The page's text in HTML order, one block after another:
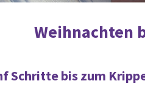
Weihnachten
Schritte bis zum